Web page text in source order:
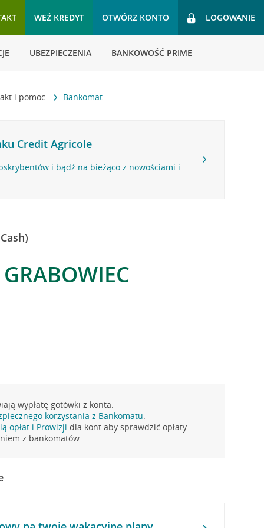
WEŹ KREDYT OTWÓRZ KONTO LOGOWANIE
UBEZPIECZENIA BANKOWOŚĆ PRIME
i pomoc Bankomat
Credit Agricole
i bądź na bieżąco z nowościami i
wypłatę gotówki z konta.
korzystania z Bankomatu.
opłat i Prowizji dla kont aby sprawdzić opłaty
z bankomatów.